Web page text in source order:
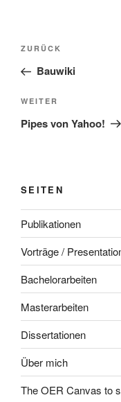
Vorheriger
Beitrag
ZURÜCK
Bauwiki
Nächster
Beitrag
WEITER
Pipes von Yahoo!
SEITEN
Publikationen
Vorträge /
Bachelorarbeiten
Masterarbeiten
Dissertationen
Über mich
The OER Canvas to